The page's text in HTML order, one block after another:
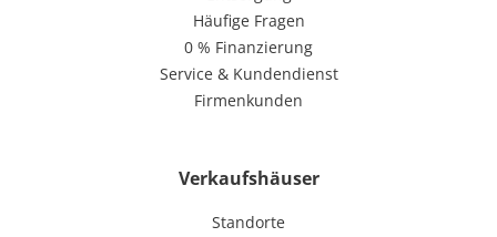
Häufige Fragen
0 % Finanzierung
Service & Kundendienst
Firmenkunden
Verkaufshäuser
Standorte